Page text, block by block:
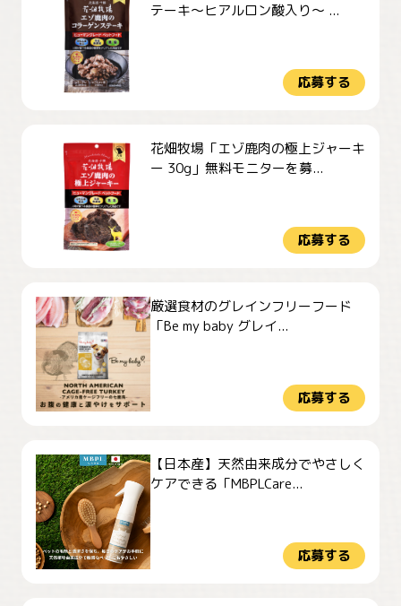
テーキ～ヒアルロン酸入り～ ...
応募する
花畑牧場「エゾ鹿肉の極上ジャーキ
ー 30g」無料モニターを募...
応募する
厳選食材のグレインフリーフード
「Be my baby グレイ...
応募する
【日本産】天然由来成分でやさしく
ケアできる「MBPLCare...
応募する